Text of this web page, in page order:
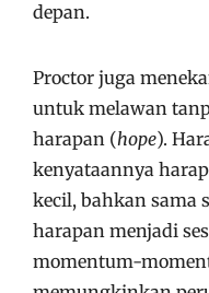
depan.
Proctor juga
untuk melawan
harapan (hope).
kenyataannya
kecil, bahkan sama
harapan menjadi
momentum-